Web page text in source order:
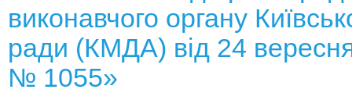
виконавчого органу
ради (КМДА) від 24
№ 1055»